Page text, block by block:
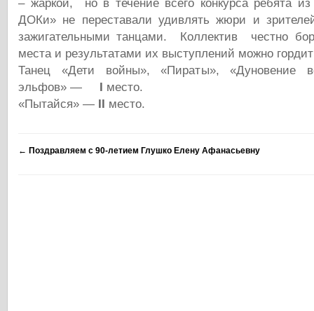
– жаркой, но в течение всего конкурса ребята
ДОКи» не переставали удивлять жюри и
зажигательными танцами. Коллектив честно
места и результатами их выступлений можно
Танец «Дети войны», «Пираты», «Дуновение
эльфов» — I место.
«Пытайся» — II место.
← Поздравляем с 90-летием Глушко Елену Афанасьевну